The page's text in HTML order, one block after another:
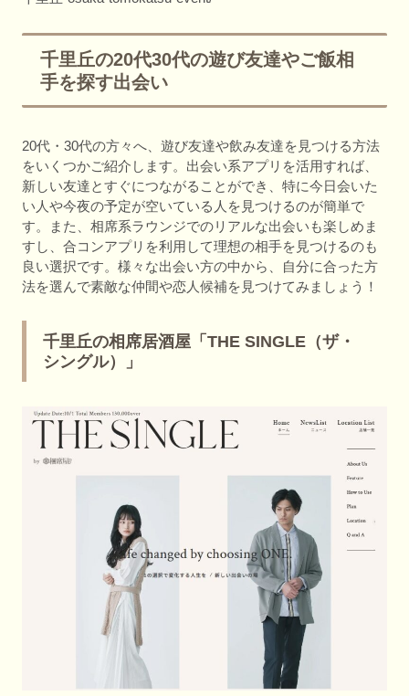
千里丘の20代30代の遊び友達やご飯相
手を探す出会い
20代・30代の方々へ、遊び友達や飲み友達を見つける方法
をいくつかご紹介します。出会い系アプリを活用すれば、
新しい友達とすぐにつながることができ、特に今日会いた
い人や今夜の予定が空いている人を見つけるのが簡単で
す。また、相席系ラウンジでのリアルな出会いも楽しめま
すし、合コンアプリを利用して理想の相手を見つけるのも
良い選択です。様々な出会い方の中から、自分に合った方
法を選んで素敵な仲間や恋人候補を見つけてみましょう！
千里丘の相席居酒屋「THE SINGLE（ザ・
シングル）」